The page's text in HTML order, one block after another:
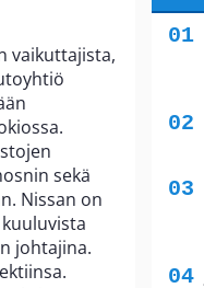
vaikuttajista,
sekä
Nissan on
johtajina.